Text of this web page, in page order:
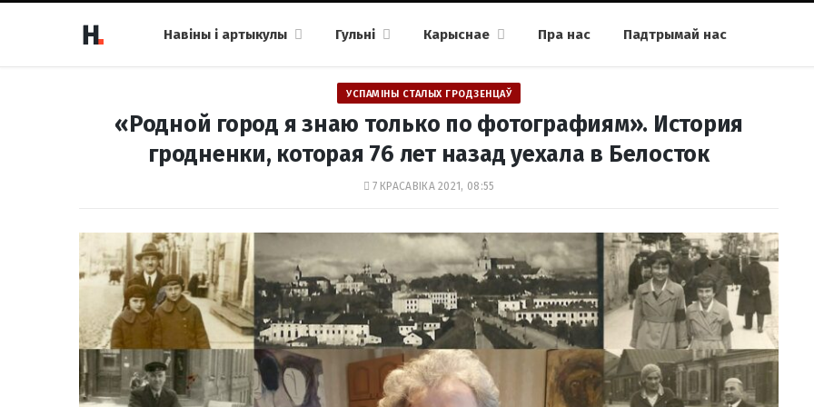
Навіны і артыкулы Гульні Карыснае Пра нас Падтрымай нас
УСПАМІНЫ СТАЛЫХ ГРОДЗЕНЦАЎ
«Родной город я знаю только по фотографиям». История
гродненки, которая 76 лет назад уехала в Белосток
7 КРАСАВІКА 2021, 08:55